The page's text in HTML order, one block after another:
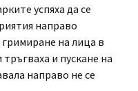
успяха да се
направо
на лица в
и пускане на
направо не се